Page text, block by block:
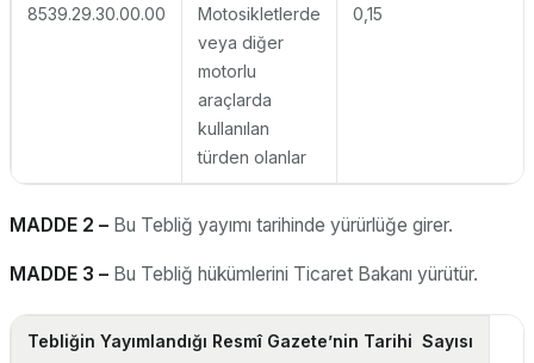
8539.29.30.00.00
Motosikletlerde
veya diğer
motorlu
araçlarda
kullanılan
türden olanlar
0,15
MADDE 2 – Bu Tebliğ yayımı tarihinde yürürlüğe girer.
MADDE 3 – Bu Tebliğ hükümlerini Ticaret Bakanı yürütür.
Tebliğin Yayımlandığı Resmî Gazete’nin Tarihi Sayısı